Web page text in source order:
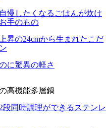
慢したくなるごはんが炊け
手のもの
昇の24cmから生まれたこだ
に驚異の軽さ
高機能多層鍋
2段同時調理ができるステンレ